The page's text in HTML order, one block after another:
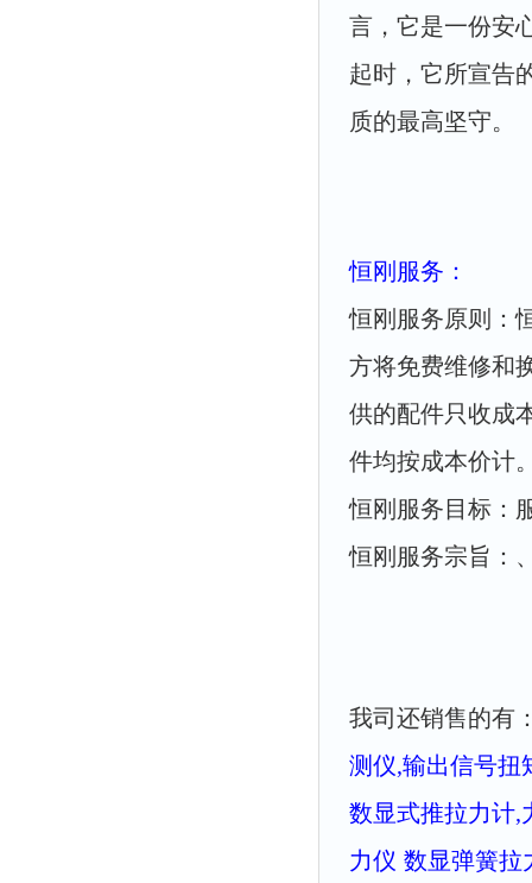
言，它是一份安
起时，它所宣告
质的最高坚守。
恒刚服务：
恒刚服务原则：
方将免费维修和
供的配件只收成
件均按成本价计
恒刚服务目标：
恒刚服务宗旨：
我司还销售的有
测仪,输出信号扭
数显式推拉力计,
力仪 数显弹簧拉